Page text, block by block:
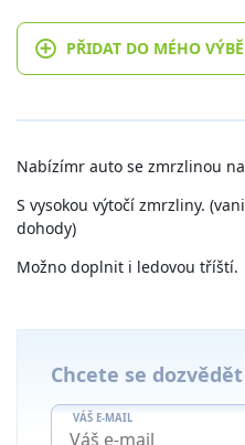
PŘIDAT DO MÉHO
Nabízímr auto se zmrzlinou
S vysokou výtočí zmrzliny.
dohody)
Možno doplnit i ledovou tříští.
Chcete se
VÁŠ E-MAIL